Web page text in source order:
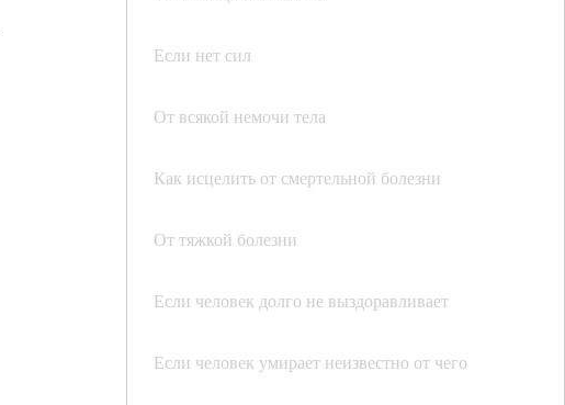
Если нет сил
От всякой немочи тела
Как исцелить от смертельной болезни
От тяжкой болезни
Если человек долго не выздоравливает
Если человек умирает неизвестно от чего